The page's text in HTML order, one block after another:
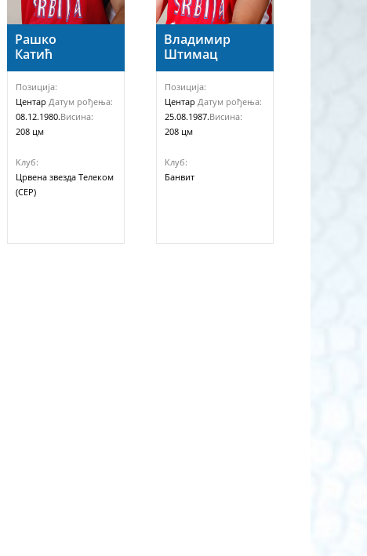
Рашко
Катић
Позиција:
Центар Датум рођења:
08.12.1980.Висина:
208 цм
Клуб:
Црвена звезда Телеком
(СЕР)
Владимир
Штимац
Позиција:
ЦентарДатум рођења:
25.08.1987.Висина:
208 цм
Клуб:
Банвит